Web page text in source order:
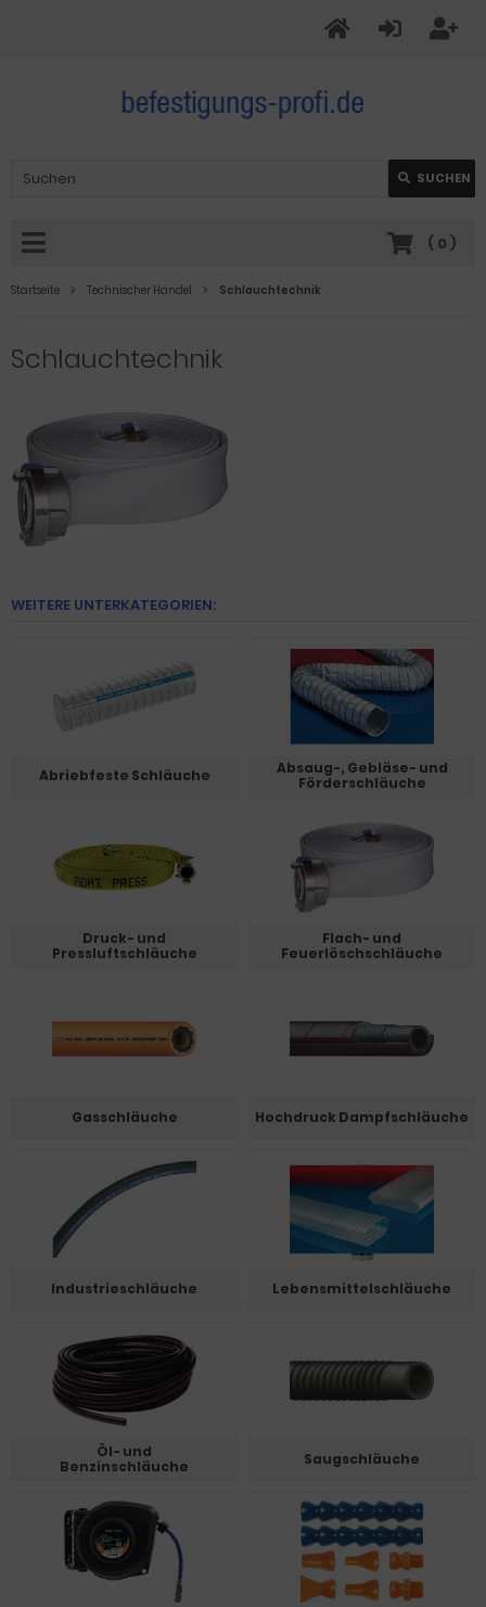
SUCHEN
( 0 )
Startseite Technischer Handel Schlauchtechnik
Schlauchtechnik
WEITERE UNTERKATEGORIEN:
Abriebfeste Schläuche
Absaug-, Gebläse- und
Förderschläuche
Druck- und
Pressluftschläuche
Flach- und
Feuerlöschschläuche
Gasschläuche Hochdruck Dampfschläuche
Industrieschläuche Lebensmittelschläuche
Öl- und
Benzinschläuche
Saugschläuche